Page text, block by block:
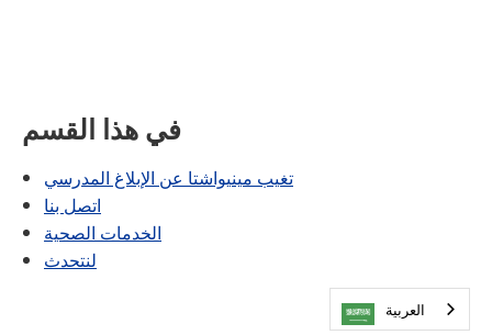
في هذا القسم
تغيب مينيواشتا عن الإبلاغ المدرسي
اتصل بنا
الخدمات الصحية
لنتحدث
العربية‏